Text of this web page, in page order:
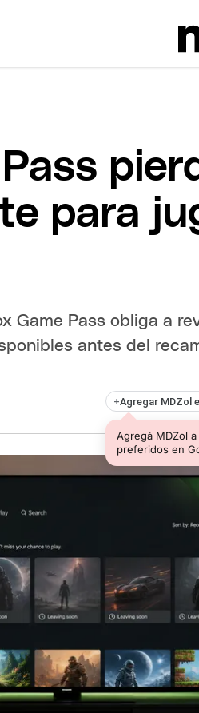
para
Game Pass obliga a
antes del
+Agregar MDZol
Agregá MDZol
preferidos en